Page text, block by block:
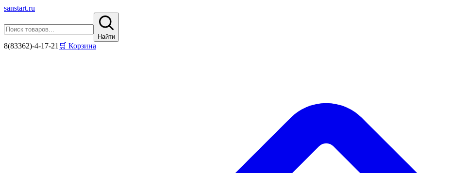
sanstart.ru
Найти
8(83362)-4-17-21 🛒 Корзина